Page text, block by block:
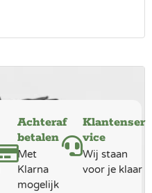
Achteraf
betalen
Met
Klarna
mogelijk
Klantenser
vice
Wij staan
voor je klaar